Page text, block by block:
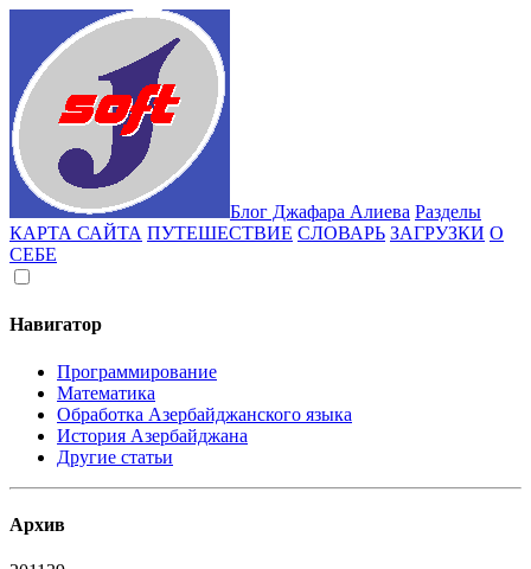
Блог Джафара Алиева Разделы
КАРТА САЙТА ПУТЕШЕСТВИЕ СЛОВАРЬ ЗАГРУЗКИ О
СЕБЕ
Навигатор
Программирование
Математика
Обработка Азербайджанского языка
История Азербайджана
Другие статьи
Архив